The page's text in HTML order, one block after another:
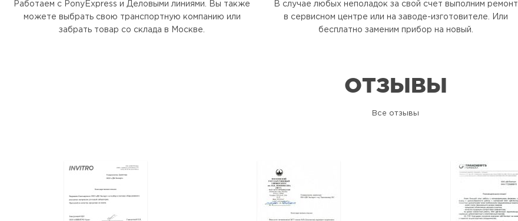
Работаем с PonyExpress и Деловыми линиями. Вы также
можете выбрать свою транспортную компанию или
забрать товар со склада в Москве.
В случае любых неполадок за свой счет выполним ремонт
в сервисном центре или на заводе-изготовителе. Или
бесплатно заменим прибор на новый.
ОТЗЫВЫ
Все отзывы